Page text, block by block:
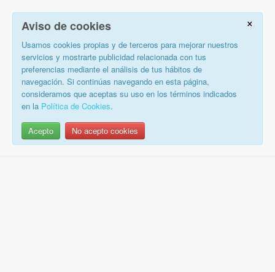
×
Aviso de cookies
Usamos cookies propias y de terceros para mejorar nuestros
servicios y mostrarte publicidad relacionada con tus
preferencias mediante el análisis de tus hábitos de
navegación. Si continúas navegando en esta página,
consideramos que aceptas su uso en los términos indicados
en la Política de Cookies.
Acepto No acepto cookies